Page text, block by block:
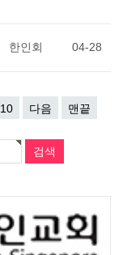
한인회 04-28
10 다음 맨끝